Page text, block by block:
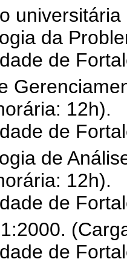
da
de
12h).
de
de
12h).
de
de